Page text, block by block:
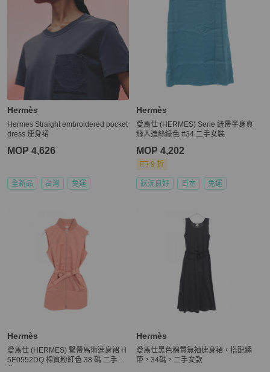
Hermès
Hermes Straight embroidered pocket
dress 連身裙
MOP 4,626
全新品 台灣 免運
Hermès
愛馬仕 (HERMES) Serie 紐帶半身真
絲人造絲綠色 #34 二手女裝
MOP 4,202
9 折
狀況良好 日本 免運
Hermès
愛馬仕 (HERMES) 繫帶馬術連身裙 H
5E0552DQ 棉質粉紅色 38 碼 二手女
Hermès
愛馬仕黑色棉質無袖連身裙，搭配繩
帶，34碼，二手女款